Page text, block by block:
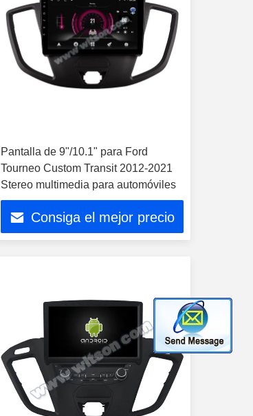
Pantalla de 9"/10.1" para Ford
Tourneo Custom Transit 2012-2021
Stereo multimedia para automóviles
Consiga el mejor precio